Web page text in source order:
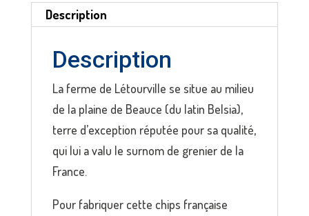
petit
format
BELSIA
Description
Description
La ferme de Létourville se situe au milieu
de la plaine de Beauce (du latin Belsia),
terre d’exception réputée pour sa qualité,
qui lui a valu le surnom de grenier de la
France.
Pour fabriquer cette chips française